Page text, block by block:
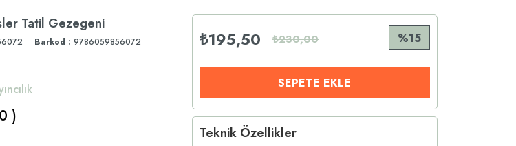
Tatil Gezegeni
Barkod : 9786059856072 ₺230,00
₺195,50 15
Teknik Özellikler